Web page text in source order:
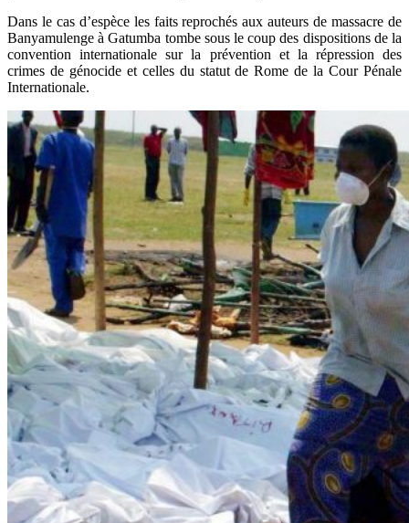
Dans le cas d’espèce les faits reprochés aux auteurs de massacre de
Banyamulenge à Gatumba tombe sous le coup des dispositions de la
convention internationale sur la prévention et la répression des
crimes de génocide et celles du statut de Rome de la Cour Pénale
Internationale.